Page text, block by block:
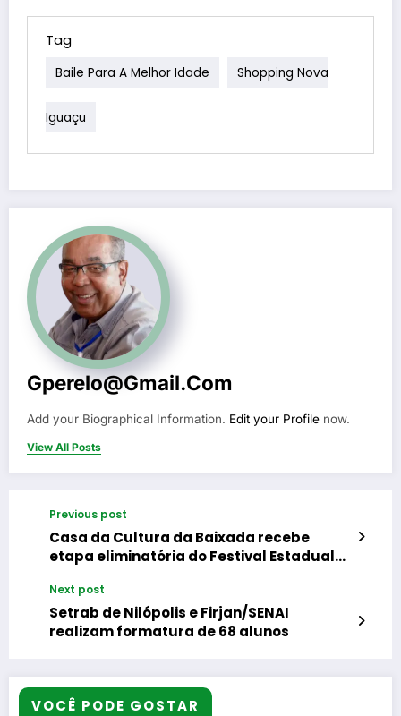
Tag
Baile Para A Melhor Idade Shopping Nova
Iguaçu
Gperelo@gmail.com
Add your Biographical Information. Edit your Profile now.
View All Posts
Previous post
Casa da Cultura da Baixada recebe
etapa eliminatória do Festival Estadual
Next post
Setrab de Nilópolis e Firjan/SENAI
realizam formatura de 68 alunos
VOCÊ PODE GOSTAR